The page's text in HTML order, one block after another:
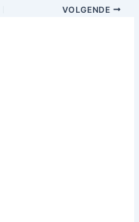
VOLGENDE